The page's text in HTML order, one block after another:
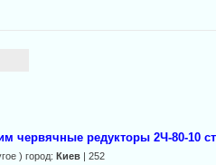
червячные редукторы 2Ч-80-10
) город: Киев| 252